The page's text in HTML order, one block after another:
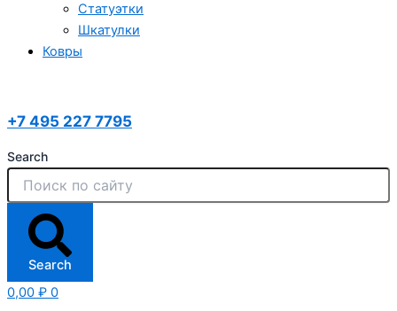
Статуэтки
Шкатулки
Ковры
+7 495 227 7795
Search
Search
0,00 ₽ 0